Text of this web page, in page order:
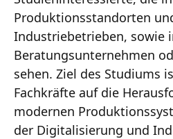
Produktionsstandorten
Industriebetrieben, sowie
Beratungsunternehmen
sehen. Ziel des Studiums
Fachkräfte auf die
modernen
der Digitalisierung und